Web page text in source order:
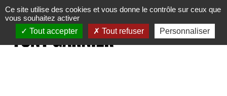
Panneau de gestion des cookies
Ce site utilise des cookies et vous donne le contrôle sur ceux que
vous souhaitez activer
Tout accepter
Tout refuser Personnaliser